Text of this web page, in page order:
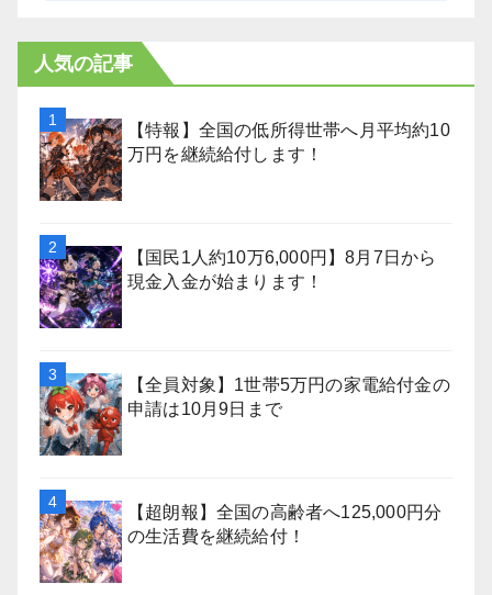
人気の記事
【特報】全国の低所得世帯へ月平均約10
万円を継続給付します！
【国民1人約10万6,000円】8月7日から
現金入金が始まります！
【全員対象】1世帯5万円の家電給付金の
申請は10月9日まで
【超朗報】全国の高齢者へ125,000円分
の生活費を継続給付！